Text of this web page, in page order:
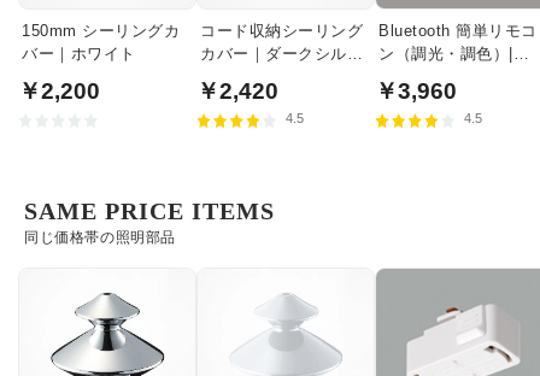
150mm シーリングカ
バー｜ホワイト
￥2,200
コード収納シーリング
カバー｜ダークシルバ
￥2,420
4.5
Bluetooth 簡単リモコ
ン（調光・調色）|
￥3,960
4.5
同じ価格帯の照明部品
SAME PRICE ITEMS